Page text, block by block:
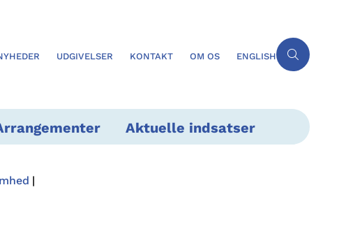
UDGIVELSER KONTAKT OM OS ENGLISH
Aktuelle indsatser